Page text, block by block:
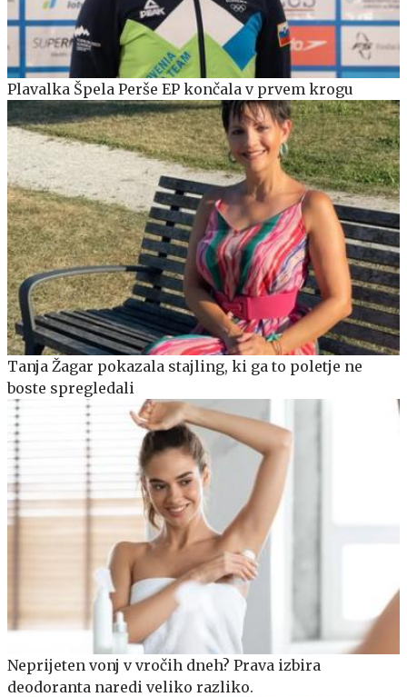
Plavalka Špela Perše EP končala v prvem krogu
Tanja Žagar pokazala stajling, ki ga to poletje ne
boste spregledali
Neprijeten vonj v vročih dneh? Prava izbira
deodoranta naredi veliko razliko.